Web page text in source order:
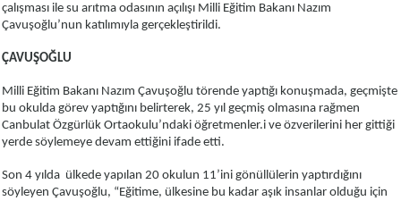
çalışması ile su arıtma odasının açılışı Milli Eğitim Bakanı Nazım
Çavuşoğlu’nun katılımıyla gerçekleştirildi.
ÇAVUŞOĞLU
Milli Eğitim Bakanı Nazım Çavuşoğlu törende yaptığı konuşmada, geçmişte
bu okulda görev yaptığını belirterek, 25 yıl geçmiş olmasına rağmen
Canbulat Özgürlük Ortaokulu’ndaki öğretmenler.i ve özverilerini her gittiği
yerde söylemeye devam ettiğini ifade etti.
Son 4 yılda ülkede yapılan 20 okulun 11’ini gönüllülerin yaptırdığını
söyleyen Çavuşoğlu, “Eğitime, ülkesine bu kadar aşık insanlar olduğu için